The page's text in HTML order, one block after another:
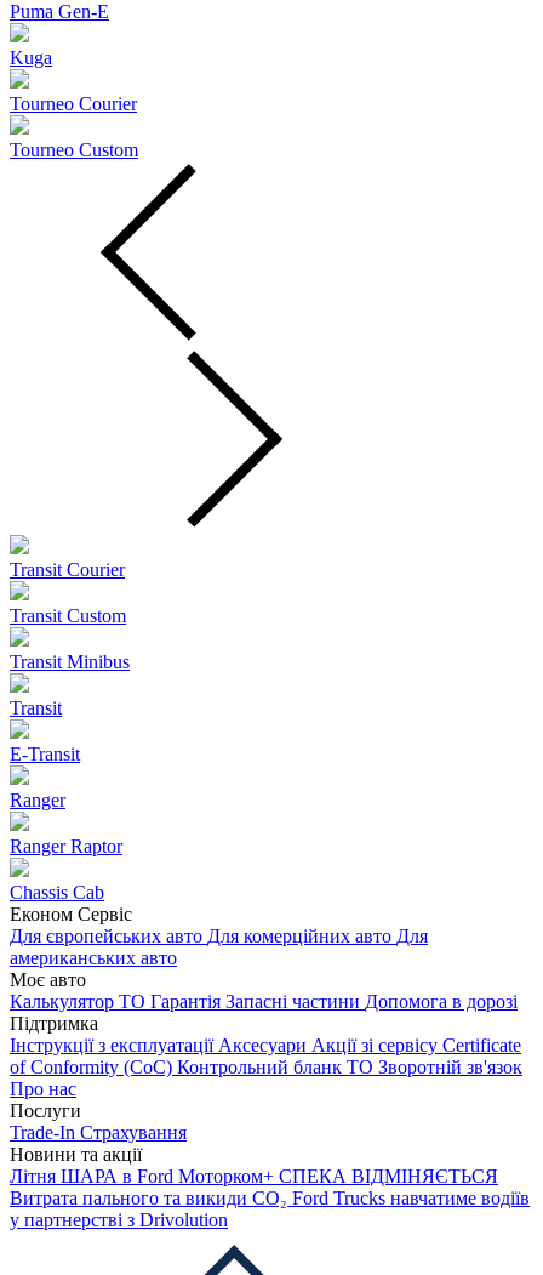
Puma Gen‑E
Kuga
Tourneo Courier
Tourneo Custom
Transit Courier
Transit Custom
Transit Minibus
Transit
E-Transit
Ranger
Ranger Raptor
Chassis Cab
Економ Сервіс
Для європейських авто Для комерційних авто Для
американських авто
Моє авто
Калькулятор ТО Гарантія Запасні частини Допомога в дорозі
Підтримка
Інструкції з експлуатації Аксесуари Акції зі сервісу Certificate
of Conformity (CoC) Контрольний бланк ТО Зворотній зв'язок
Про нас
Послуги
Trade-In Страхування
Новини та акції
Літня ШАРА в Ford Моторком+ СПЕКА ВІДМІНЯЄТЬСЯ
Витрата пального та викиди CO₂ Ford Trucks навчатиме водіїв
у партнерстві з Drivolution